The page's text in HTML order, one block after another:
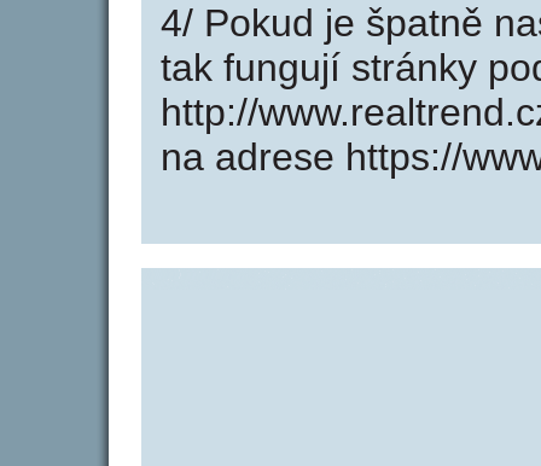
4/ Pokud je špatně
tak fungují stránky
http://
na adrese https://